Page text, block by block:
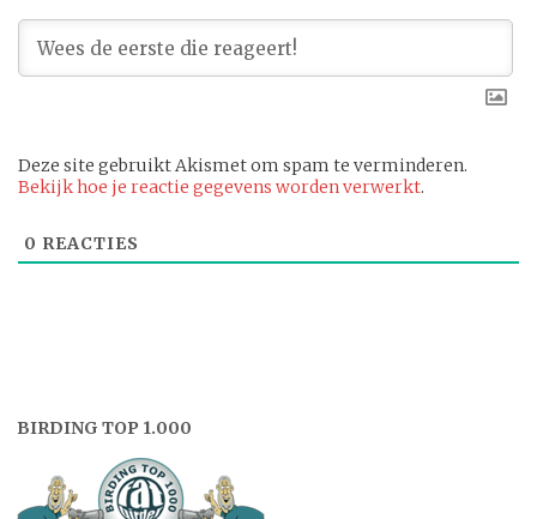
Deze site gebruikt Akismet om spam te verminderen.
Bekijk hoe je reactie gegevens worden verwerkt.
0 REACTIES
BIRDING TOP 1.000